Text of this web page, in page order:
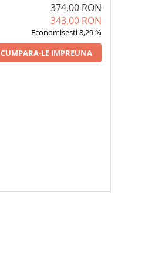
374,00 RON
343,00 RON
Economisesti 8,29 %
CUMPARA-LE IMPREUNA